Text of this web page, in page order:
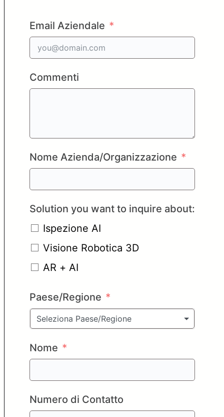
Email Aziendale
Commenti
Nome Azienda/Organizzazione
Solution you want to inquire about:
Ispezione AI
Visione Robotica 3D
AR + AI
Paese/Regione
Seleziona Paese/Regione
Nome
Numero di Contatto